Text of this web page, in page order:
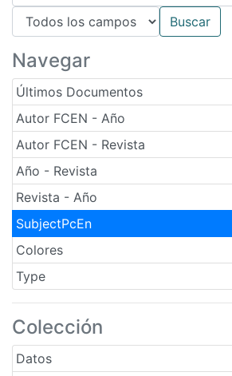
Navegar
Últimos Documentos
Autor FCEN - Año
Autor FCEN - Revista
Año - Revista
Revista - Año
SubjectPcEn
Colores
Type
Colección
Datos